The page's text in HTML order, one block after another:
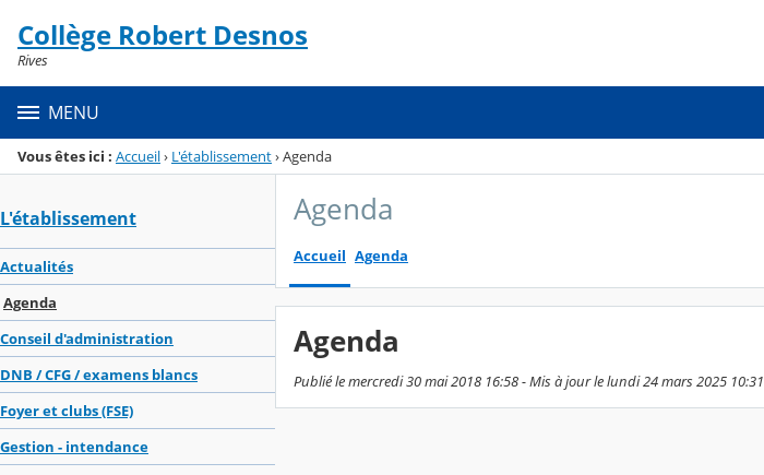
Menu de la rubrique
Contenu
Collège Robert Desnos
Rives
MENU
Vous êtes ici : Accueil› L'établissement›Agenda
L'établissement
Actualités
Agenda
Conseil d'administration
DNB / CFG / examens blancs
Foyer et clubs (FSE)
Gestion - intendance
Agenda
Accueil Agenda
Agenda
Publié le mercredi 30 mai 2018 16:58 - Mis à jour le lundi 24 mars 2025 10:31